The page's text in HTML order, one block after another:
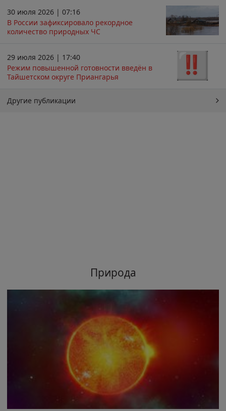
30 июля 2026 | 07:16
В России зафиксировало рекордное
количество природных ЧС
29 июля 2026 | 17:40
Режим повышенной готовности введён в
Тайшетском округе Приангарья
Другие публикации
Природа